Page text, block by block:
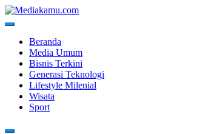
Skip
to
MEDIAKAMU.com
Media Terkini untuk Generasi
Beranda
Media Umum
Bisnis Terkini
Generasi Teknologi
Lifestyle Milenial
Wisata
Sport